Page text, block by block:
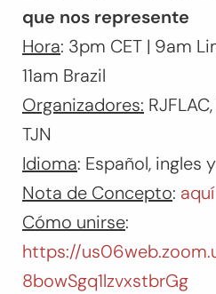
que nos represente
Hora: 3pm CET | 9am
11am Brazil
Organizadores:
TJN
Idioma: Español, ingles
Nota de Concepto: aquí
Cómo unirse:
https://
8bowSgq1lzvxstbrGg